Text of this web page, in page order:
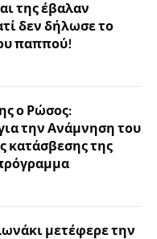
της έβαλαν
δεν δήλωσε το
παππού!
ο Ρώσος:
την Ανάμνηση του
κατάσβεσης της
μετέφερε την